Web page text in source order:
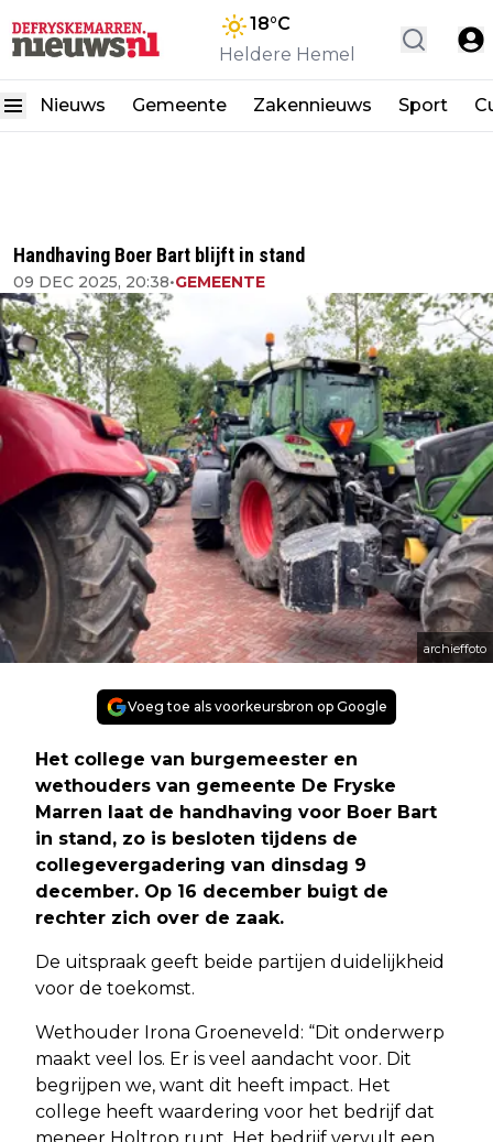
18°C
Heldere Hemel
Nieuws Gemeente Zakennieuws Sport
Handhaving Boer Bart blijft in stand
09 DEC 2025, 20:38•GEMEENTE
archieffoto
Voeg toe als voorkeursbron op Google
Het college van burgemeester en
wethouders van gemeente De Fryske
Marren laat de handhaving voor Boer Bart
in stand, zo is besloten tijdens de
collegevergadering van dinsdag 9
december. Op 16 december buigt de
rechter zich over de zaak.
De uitspraak geeft beide partijen duidelijkheid
voor de toekomst.
Wethouder Irona Groeneveld: “Dit onderwerp
maakt veel los. Er is veel aandacht voor. Dit
begrijpen we, want dit heeft impact. Het
college heeft waardering voor het bedrijf dat